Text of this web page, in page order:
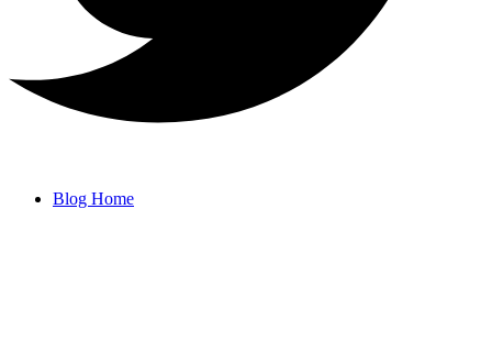
Blog Home